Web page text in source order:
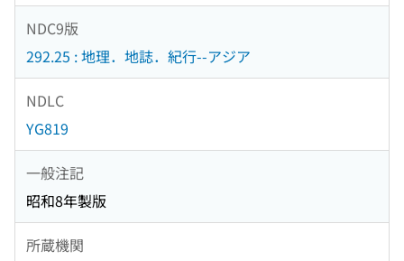
NDC9版
292.25 : 地理．地誌．紀行--アジア
NDLC
YG819
一般注記
昭和8年製版
所蔵機関